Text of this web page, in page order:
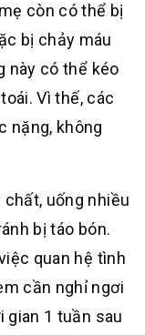
còn có thể bị
bị chảy máu
này có thể kéo
Vì thế, các
nặng, không
uống nhiều
bị táo bón.
quan hệ tình
cần nghỉ ngơi
gian 1 tuần sau